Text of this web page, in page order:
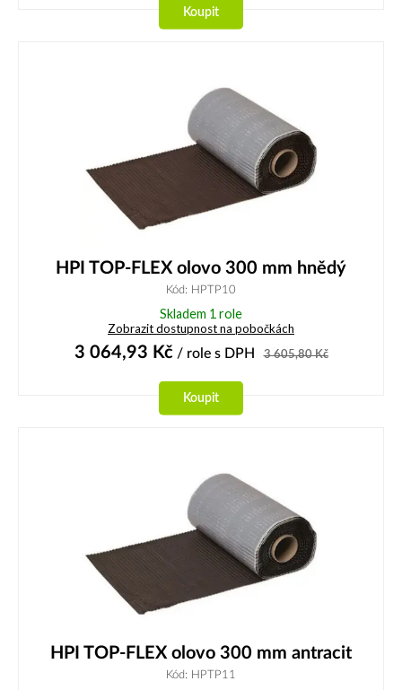
Koupit
HPI TOP-FLEX olovo 300 mm hnědý
Kód: HPTP10
Skladem 1 role
Zobrazit dostupnost na pobočkách
3 064,93 Kč/ role s DPH 3 605,80Kč
Koupit
HPI TOP-FLEX olovo 300 mm antracit
Kód: HPTP11